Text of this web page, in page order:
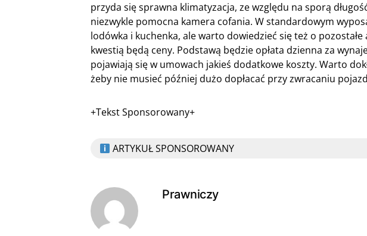
przyda się sprawna klimatyzacja, ze względu na sporą
niezwykle pomocna kamera cofania. W standardowym
lodówka i kuchenka, ale warto dowiedzieć się też o
kwestią będą ceny. Podstawą będzie opłata dzienna za
pojawiają się w umowach jakieś dodatkowe koszty. Warto
żeby nie musieć później dużo dopłacać przy zwracaniu
+Tekst Sponsorowany+
ARTYKUŁ SPONSOROWANY
Prawniczy